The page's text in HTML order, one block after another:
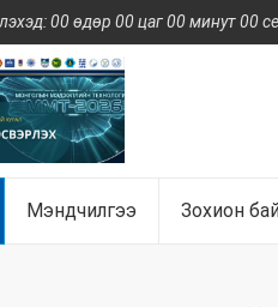
00 өдөр 00 цаг 00 минут 00
Мэндчилгээ Зохион